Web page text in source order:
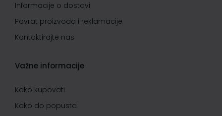
Informacije o dostavi
Povrat proizvoda i reklamacije
Kontaktirajte nas
Važne informacije
Kako kupovati
Kako do popusta